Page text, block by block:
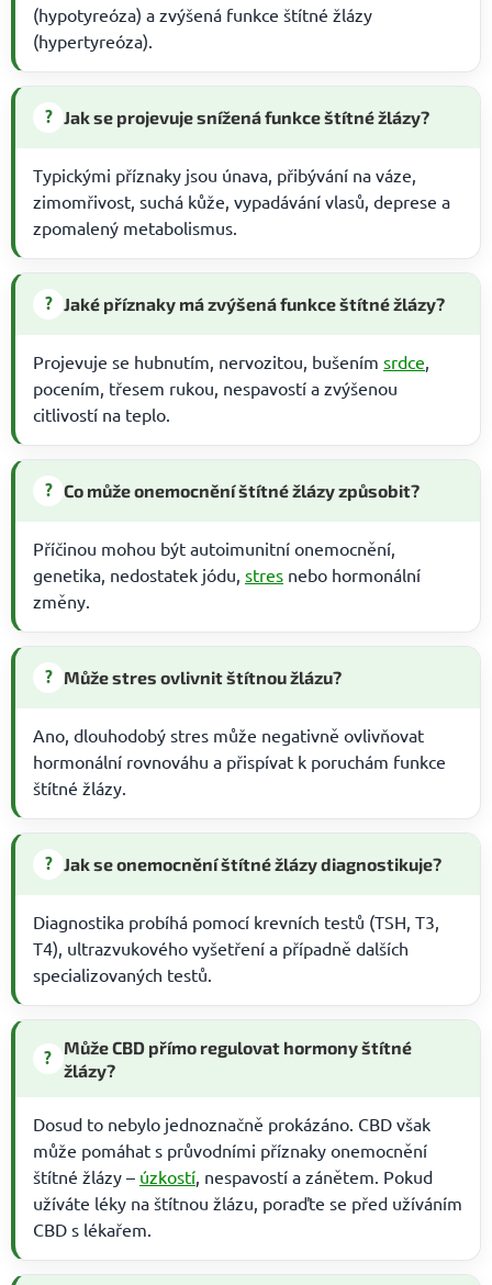
(hypotyreóza) a zvýšená funkce štítné žlázy
(hypertyreóza).
? Jak se projevuje snížená funkce štítné žlázy?
Typickými příznaky jsou únava, přibývání na váze,
zimomřivost, suchá kůže, vypadávání vlasů, deprese a
zpomalený metabolismus.
? Jaké příznaky má zvýšená funkce štítné žlázy?
Projevuje se hubnutím, nervozitou, bušením srdce
pocením, třesem rukou, nespavostí a zvýšenou
citlivostí na teplo.
? Co může onemocnění štítné žlázy způsobit?
Příčinou mohou být autoimunitní onemocnění,
genetika, nedostatek jódu, stres nebo hormonální
změny.
? Může stres ovlivnit štítnou žlázu?
Ano, dlouhodobý stres může negativně ovlivňovat
hormonální rovnováhu a přispívat k poruchám funkce
štítné žlázy.
? Jak se onemocnění štítné žlázy diagnostikuje?
Diagnostika probíhá pomocí krevních testů (TSH, T3,
T4), ultrazvukového vyšetření a případně dalších
specializovaných testů.
?
Může CBD přímo regulovat hormony štítné
žlázy?
Dosud to nebylo jednoznačně prokázáno. CBD však
může pomáhat s průvodními příznaky onemocnění
štítné žlázy – úzkostí , nespavostí a zánětem. Pokud
užíváte léky na štítnou žlázu, poraďte se před užíváním
CBD s lékařem.